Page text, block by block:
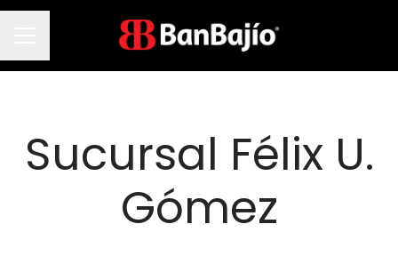
Menú de empleo
Sucursal Félix U.
Gómez